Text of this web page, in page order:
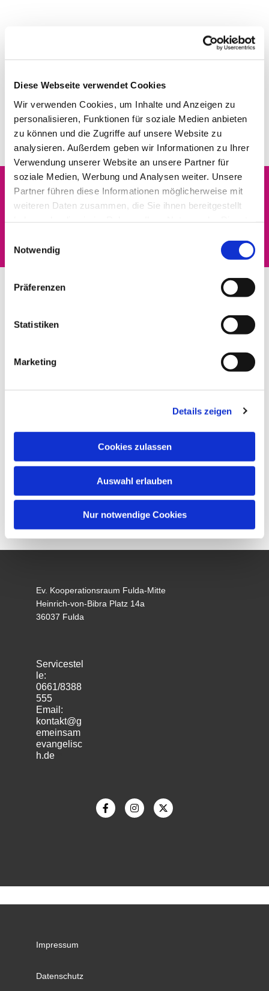
Diese Webseite verwendet Cookies
Wir verwenden Cookies, um Inhalte und Anzeigen zu
personalisieren, Funktionen für soziale Medien anbieten
zu können und die Zugriffe auf unsere Website zu
analysieren. Außerdem geben wir Informationen zu Ihrer
Verwendung unserer Website an unsere Partner für
soziale Medien, Werbung und Analysen weiter. Unsere
Partner führen diese Informationen möglicherweise mit
weiteren Daten zusammen, die Sie ihnen bereitgestellt
Notwendig
Präferenzen
Statistiken
Marketing
Details zeigen
Cookies zulassen
Auswahl erlauben
Nur notwendige Cookies
Dies könnte Sie auch
interessieren
Ev. Kooperationsraum Fulda-Mitte
Heinrich-von-Bibra Platz 14a
36037 Fulda
Servicestel
le:
0661/8388
555
Email:
kontakt@g
emeinsam
evangelisc
h.de
Impressum
Datenschutz